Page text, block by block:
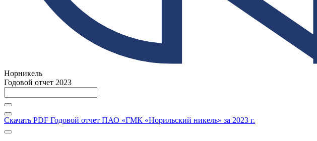
Норникель
Годовой отчет 2023
Скачать PDF Годовой отчет ПАО «ГМК «Норильский никель» за 2023 г.